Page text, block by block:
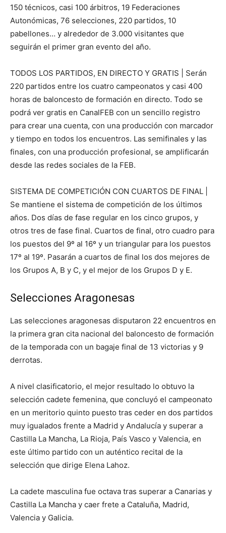
150 técnicos, casi 100 árbitros, 19 Federaciones
Autonómicas, 76 selecciones, 220 partidos, 10
pabellones… y alrededor de 3.000 visitantes que
seguirán el primer gran evento del año.
TODOS LOS PARTIDOS, EN DIRECTO Y GRATIS | Serán
220 partidos entre los cuatro campeonatos y casi 400
horas de baloncesto de formación en directo. Todo se
podrá ver gratis en CanalFEB con un sencillo registro
para crear una cuenta, con una producción con marcador
y tiempo en todos los encuentros. Las semifinales y las
finales, con una producción profesional, se amplificarán
desde las redes sociales de la FEB.
SISTEMA DE COMPETICIÓN CON CUARTOS DE FINAL |
Se mantiene el sistema de competición de los últimos
años. Dos días de fase regular en los cinco grupos, y
otros tres de fase final. Cuartos de final, otro cuadro para
los puestos del 9º al 16º y un triangular para los puestos
17º al 19º. Pasarán a cuartos de final los dos mejores de
los Grupos A, B y C, y el mejor de los Grupos D y E.
Selecciones Aragonesas
Las selecciones aragonesas disputaron 22 encuentros en
la primera gran cita nacional del baloncesto de formación
de la temporada con un bagaje final de 13 victorias y 9
derrotas.
A nivel clasificatorio, el mejor resultado lo obtuvo la
selección cadete femenina, que concluyó el campeonato
en un meritorio quinto puesto tras ceder en dos partidos
muy igualados frente a Madrid y Andalucía y superar a
Castilla La Mancha, La Rioja, País Vasco y Valencia, en
este último partido con un auténtico recital de la
selección que dirige Elena Lahoz.
La cadete masculina fue octava tras superar a Canarias y
Castilla La Mancha y caer frete a Cataluña, Madrid,
Valencia y Galicia.